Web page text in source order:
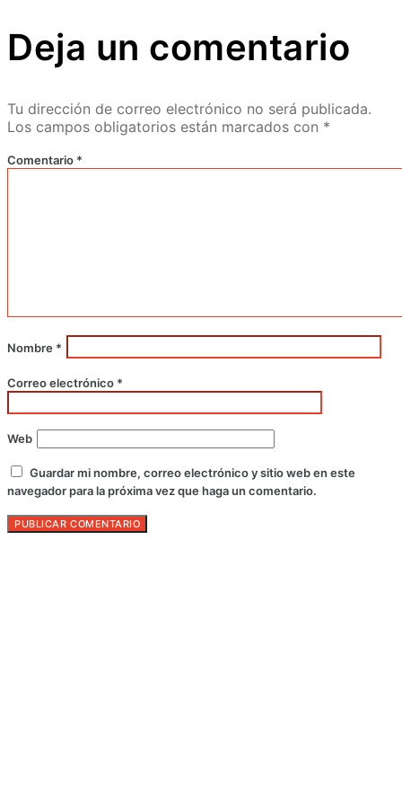
Deja un comentario
Tu dirección de correo electrónico no será publicada.
Los campos obligatorios están marcados con *
Comentario *
Nombre *
Correo electrónico *
Web
Guardar mi nombre, correo electrónico y sitio web en este
navegador para la próxima vez que haga un comentario.